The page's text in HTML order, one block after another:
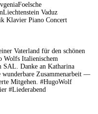
Vaduz
Klavier Piano Concert